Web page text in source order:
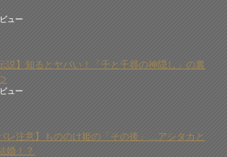
ュー
説】知るとヤバい！「千と千尋の神隠し」の裏
ュー
バレ注意】もののけ姫の「その後」…アシタカと
婚！？